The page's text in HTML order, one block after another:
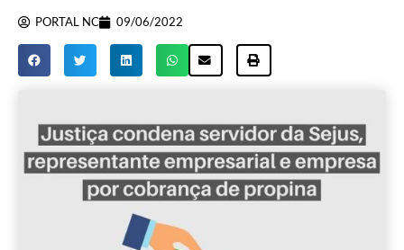
PORTAL NC 09/06/2022